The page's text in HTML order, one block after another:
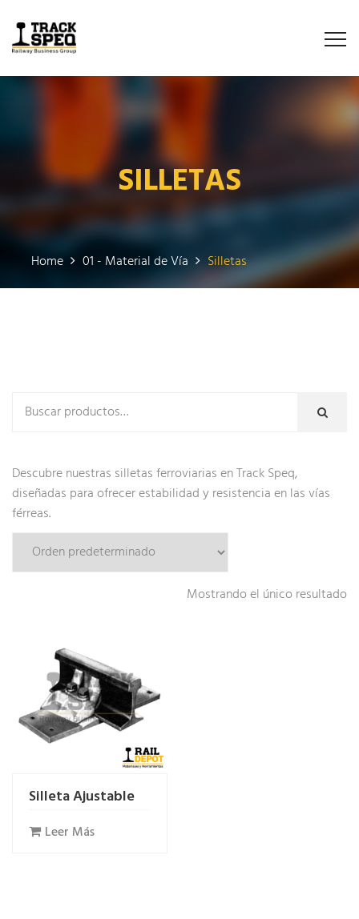
SILLETAS
Home 01 - Material de Vía Silletas
Descubre nuestras silletas ferroviarias en Track Speq,
diseñadas para ofrecer estabilidad y resistencia en las vías
férreas.
Mostrando el único resultado
Silleta Ajustable
Leer Más